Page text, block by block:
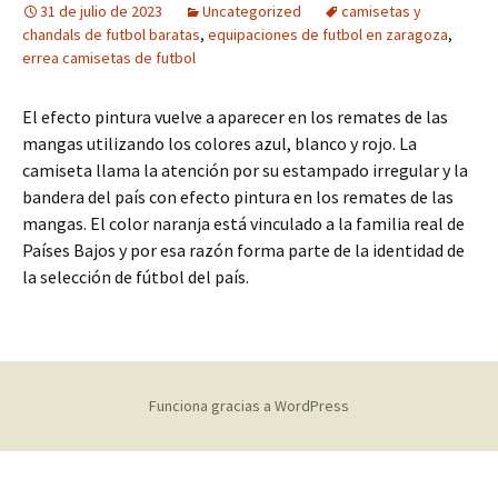
31 de julio de 2023 Uncategorized
camisetas y
chandals de futbol baratas, equipaciones de futbol en zaragoza,
errea camisetas de futbol
El efecto pintura vuelve a aparecer en los remates de las
mangas utilizando los colores azul, blanco y rojo. La
camiseta llama la atención por su estampado irregular y la
bandera del país con efecto pintura en los remates de las
mangas. El color naranja está vinculado a la familia real de
Países Bajos y por esa razón forma parte de la identidad de
la selección de fútbol del país.
Funciona gracias a WordPress